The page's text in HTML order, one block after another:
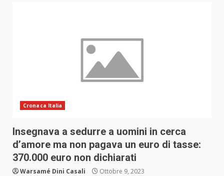
Cronaca Italia
Insegnava a sedurre a uomini in cerca
d’amore ma non pagava un euro di tasse:
370.000 euro non dichiarati
Warsamé Dini Casali Ottobre 9, 2023